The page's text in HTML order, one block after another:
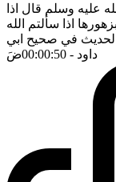
عليه وسلم قال اذا
اذا سألتم الله
في صحيح ابي
داود - 00:00:50 ضَ